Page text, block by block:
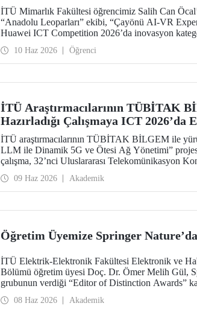
İTÜ Mimarlık Fakültesi öğrencimiz Salih Can
“Anadolu Leoparları” ekibi, “Çayönü AI-VR
Huawei ICT Competition 2026’da inovasyon
10 Haz 2026 Öğrenci
İTÜ Araştırmacılarının TÜBİTAK
Hazırladığı Çalışmaya ICT
Ödülü
İTÜ araştırmacılarının TÜBİTAK BİLGEM ile
LLM ile Dinamik 5G ve Ötesi Ağ Yönetimi” projesi
çalışma, 32’nci Uluslararası Telekomünikasyon
09 Haz 2026 Akademik
Öğretim Üyemize Springer
İTÜ Elektrik-Elektronik Fakültesi Elektronik ve
Bölümü öğretim üyesi Doç. Dr. Ömer Melih Gül,
grubunun verdiği “Editor of Distinction Awards”
08 Haz 2026 Akademik